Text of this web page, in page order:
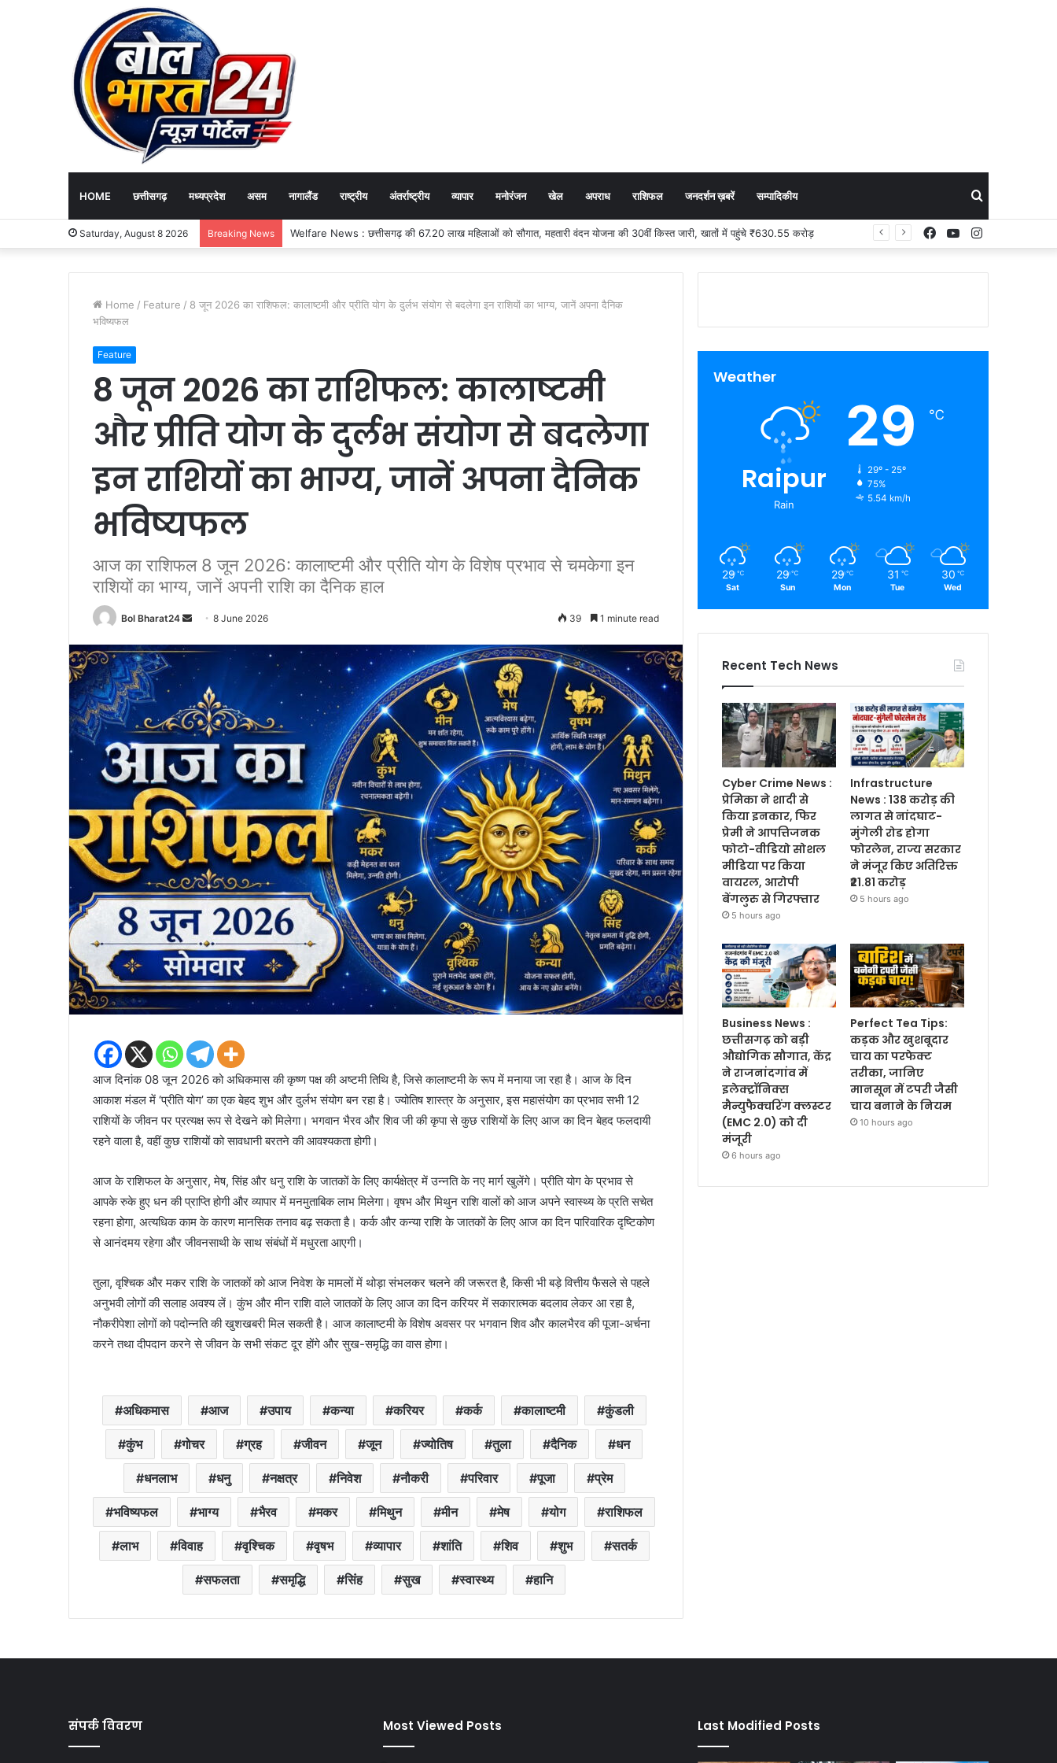
HOME छत्तीसगढ़ मध्यप्रदेश असम नागालैंड राष्ट्रीय अंतर्राष्ट्रीय व्यापार मनोरंजन खेल अपराध राशिफल जनदर्शन ख़बरें सम्पादिकीय
for
Saturday, August 8 2026 Breaking News Instagram
YouTube
Facebook
Home / Feature / 8 जून 2026 का राशिफल: कालाष्टमी और प्रीति योग के दुर्लभ संयोग से बदलेगा इन राशियों का भाग्य, जानें अपना दैनिक
भविष्यफल
Feature
8 जून 2026 का राशिफल: कालाष्टमी
और प्रीति योग के दुर्लभ संयोग से बदलेगा
इन राशियों का भाग्य, जानें अपना दैनिक
भविष्यफल
आज का राशिफल 8 जून 2026: कालाष्टमी और प्रीति योग के विशेष प्रभाव से चमकेगा इन
राशियों का भाग्य, जानें अपनी राशि का दैनिक हाल
Bol Bharat24
Send
email
8 June 2026 39 1 minute read
आज दिनांक 08 जून 2026 को अधिकमास की कृष्ण पक्ष की अष्टमी तिथि है, जिसे कालाष्टमी के रूप में मनाया जा रहा है। आज के दिन
आकाश मंडल में ‘प्रीति योग’ का एक बेहद शुभ और दुर्लभ संयोग बन रहा है। ज्योतिष शास्त्र के अनुसार, इस महासंयोग का प्रभाव सभी 12
राशियों के जीवन पर प्रत्यक्ष रूप से देखने को मिलेगा। भगवान भैरव और शिव जी की कृपा से कुछ राशियों के लिए आज का दिन बेहद फलदायी
रहने वाला है, वहीं कुछ राशियों को सावधानी बरतने की आवश्यकता होगी।
आज के राशिफल के अनुसार, मेष, सिंह और धनु राशि के जातकों के लिए कार्यक्षेत्र में उन्नति के नए मार्ग खुलेंगे। प्रीति योग के प्रभाव से
आपके रुके हुए धन की प्राप्ति होगी और व्यापार में मनमुताबिक लाभ मिलेगा। वृषभ और मिथुन राशि वालों को आज अपने स्वास्थ्य के प्रति सचेत
रहना होगा, अत्यधिक काम के कारण मानसिक तनाव बढ़ सकता है। कर्क और कन्या राशि के जातकों के लिए आज का दिन पारिवारिक दृष्टिकोण
से आनंदमय रहेगा और जीवनसाथी के साथ संबंधों में मधुरता आएगी।
तुला, वृश्चिक और मकर राशि के जातकों को आज निवेश के मामलों में थोड़ा संभलकर चलने की जरूरत है, किसी भी बड़े वित्तीय फैसले से पहले
अनुभवी लोगों की सलाह अवश्य लें। कुंभ और मीन राशि वाले जातकों के लिए आज का दिन करियर में सकारात्मक बदलाव लेकर आ रहा है,
नौकरीपेशा लोगों को पदोन्नति की खुशखबरी मिल सकती है। आज कालाष्टमी के विशेष अवसर पर भगवान शिव और कालभैरव की पूजा-अर्चना
करने तथा दीपदान करने से जीवन के सभी संकट दूर होंगे और सुख-समृद्धि का वास होगा।
अधिकमास आज उपाय कन्या करियर कर्क कालाष्टमी कुंडली
कुंभ गोचर ग्रह जीवन जून ज्योतिष तुला दैनिक धन
धनलाभ धनु नक्षत्र निवेश नौकरी परिवार पूजा प्रेम
भविष्यफल भाग्य भैरव मकर मिथुन मीन मेष योग राशिफल
लाभ विवाह वृश्चिक वृषभ व्यापार शांति शिव शुभ सतर्क
सफलता समृद्धि सिंह सुख स्वास्थ्य हानि
Weather
Raipur
Rain
29 ℃
29º - 25º
75%
5.54 km/h
29 ℃
Sat
29 ℃
Sun
29 ℃
Mon
31 ℃
Tue
30 ℃
Wed
Recent Tech News
Cyber Crime News :
प्रेमिका ने शादी से
किया इनकार, फिर
प्रेमी ने आपत्तिजनक
फोटो-वीडियो सोशल
मीडिया पर किया
वायरल, आरोपी
बेंगलुरु से गिरफ्तार
5 hours ago
Infrastructure
News : 138 करोड़ की
लागत से नांदघाट-
मुंगेली रोड होगा
फोरलेन, राज्य सरकार
ने मंजूर किए अतिरिक्त
₹21.81 करोड़
5 hours ago
Business News :
छत्तीसगढ़ को बड़ी
औद्योगिक सौगात, केंद्र
ने राजनांदगांव में
इलेक्ट्रॉनिक्स
मैन्युफैक्चरिंग क्लस्टर
(EMC 2.0) को दी
मंजूरी
6 hours ago
Perfect Tea Tips:
कड़क और खुशबूदार
चाय का परफेक्ट
तरीका, जानिए
मानसून में टपरी जैसी
चाय बनाने के नियम
10 hours ago
संपर्क विवरण Most Viewed Posts Last Modified Posts